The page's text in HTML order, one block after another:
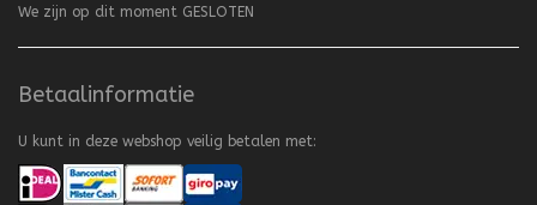
We zijn op dit moment GESLOTEN
Betaalinformatie
U kunt in deze webshop veilig betalen met: